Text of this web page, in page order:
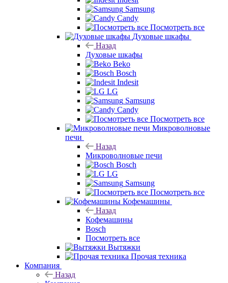
Indesit
Samsung
Candy
Посмотреть все
Духовые шкафы
Назад
Духовые шкафы
Beko
Bosch
Indesit
LG
Samsung
Candy
Посмотреть все
Микроволновые
печи
Назад
Микроволновые печи
Bosch
LG
Samsung
Посмотреть все
Кофемашины
Назад
Кофемашины
Bosch
Посмотреть все
Вытяжки
Прочая техника
Компания
Назад